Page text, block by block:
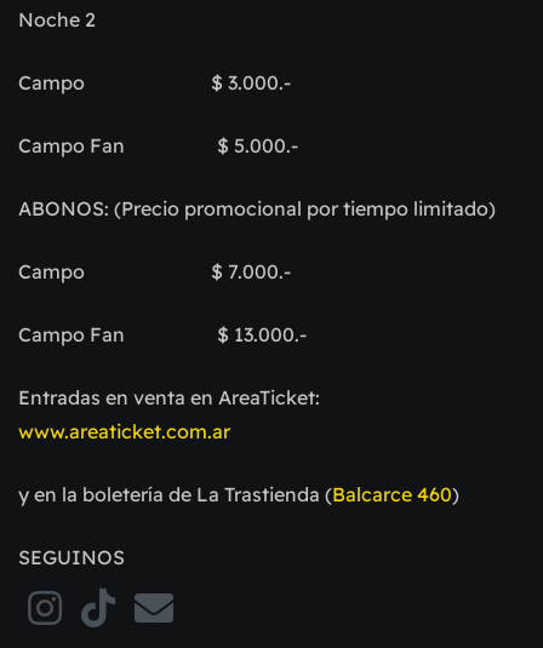
Noche 2
Campo $ 3.000.-
Campo Fan $ 5.000.-
ABONOS: (Precio promocional por tiempo limitado)
Campo $ 7.000.-
Campo Fan $ 13.000.-
Entradas en venta en AreaTicket:
www.areaticket.com.ar
y en la boletería de La Trastienda (Balcarce 460)
SEGUINOS